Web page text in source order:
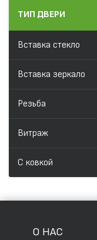
ТИП ДВЕРИ
Вставка стекло
Вставка зеркало
Резьба
Витраж
С ковкой
О НАС